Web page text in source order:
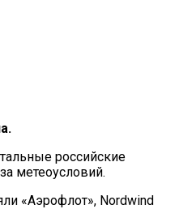
российские
метеоусловий.
«Аэрофлот», Nordwind